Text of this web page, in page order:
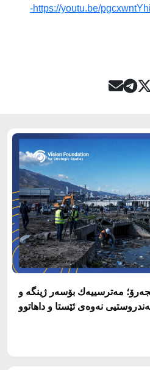
https://youtu.be/
مه‌ترسييه‌ك بۆسه‌ر ژينگه‌ و
نه‌وه‌ى ئێستا و داهاتوو